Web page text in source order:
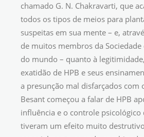
chamado G. N. Chakravarti, que
todos os tipos de meios para
suspeitas em sua mente – e,
de muitos membros da
do mundo – quanto à
exatidão de HPB e seus
a presunção mal disfarçados com
Besant começou a falar de HPB
influência e o controle psicológico
tiveram um efeito muito